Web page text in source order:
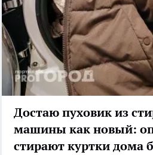
Достаю пуховик из
машины как новый:
стирают куртки дома